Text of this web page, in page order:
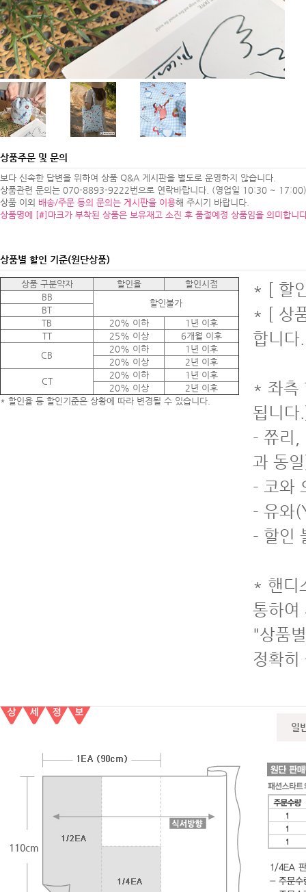
상품주문 및 문의
보다 신속한 답변을 위하여 상품 Q&A 게시판을 별도로 운영하지 않습니다.
상품관련 문의는 070-8893-9222번으로 연락바랍니다. (영업일 10:30 ~ 17:00)
상품 이외 배송/주문 등의 문의는 게시판을 이용해 주시기 바랍니다.
상품명에 [#]마크가 부착된 상품은 보유재고 소진 후 품절예정 상품임을 의미합니
상품별 할인 기준(원단상품)
상품 구분약자 할인율
할인시점
BB
할인불가
BT
TB
20% 이하
1년 이후
TT
25% 이상
6개월 이후
CB
20% 이하
1년 이후
20% 이상
2년 이후
CT
20% 이하
1년 이후
20% 이상
2년 이후
* 할인율 등 할인기준은 상황에 따라 변경될 수 있습니다.
* [ 할
* [ 상
합니다.
* 좌측
됩니다
- 쮸리,
과 동
- 코와
- 유와
- 할인
* 핸디
통하여
"상품
정확히
일
110cm